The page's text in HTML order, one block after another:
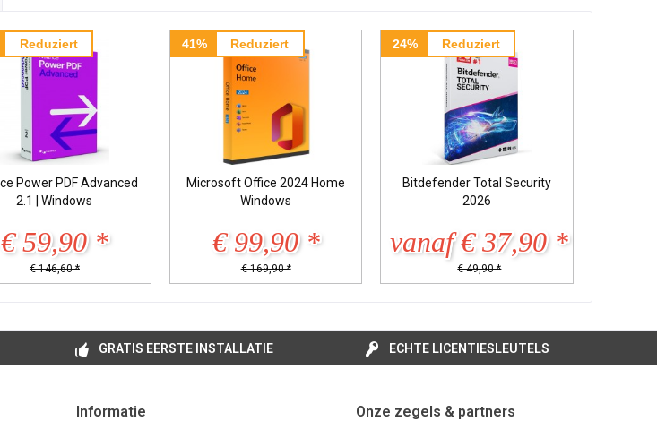
Reduziert
Power PDF Advanced
2.1 | Windows
€ 59,90 *
€ 146,60 *
41% Reduziert
Microsoft Office 2024 Home
Windows
€ 99,90 *
€ 169,90 *
24% Reduziert
Bitdefender Total Security
2026
vanaf € 37,90 *
€ 49,90 *
GRATIS EERSTE INSTALLATIE ECHTE LICENTIESLEUTELS
Informatie Onze zegels & partners